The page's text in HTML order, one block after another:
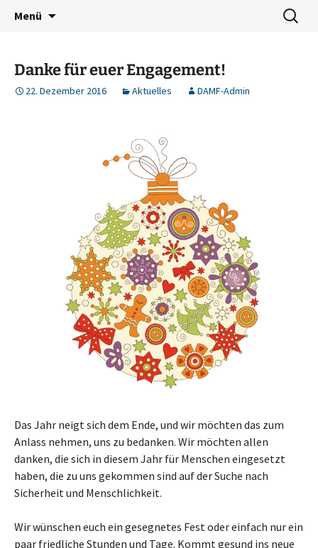
Damf Dresden
Deutschkurse Asyl Migration Flucht Dresden
Menü
Suchen
nach:
Danke für euer Engagement!
22. Dezember 2016 Aktuelles DAMF-Admin
Das Jahr neigt sich dem Ende, und wir möchten das zum
Anlass nehmen, uns zu bedanken. Wir möchten allen
danken, die sich in diesem Jahr für Menschen eingesetzt
haben, die zu uns gekommen sind auf der Suche nach
Sicherheit und Menschlichkeit.
Wir wünschen euch ein gesegnetes Fest oder einfach nur ein
paar friedliche Stunden und Tage. Kommt gesund ins neue